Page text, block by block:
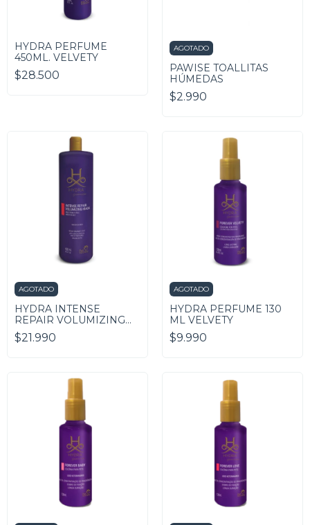
HYDRA PERFUME
450ML. VELVETY
$28.500
AGOTADO
PAWISE TOALLITAS
HÚMEDAS
$2.990
AGOTADO
HYDRA INTENSE
REPAIR VOLUMIZING
MASK 480 ML
$21.990
AGOTADO
HYDRA PERFUME 130
ML VELVETY
$9.990